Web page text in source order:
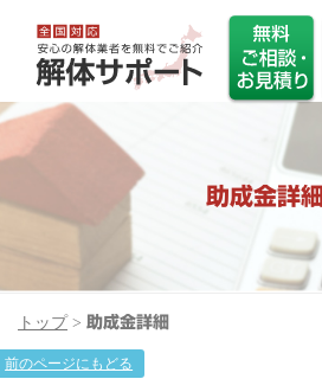
助成金詳細
トップ > 助成金詳細
前のページにもどる